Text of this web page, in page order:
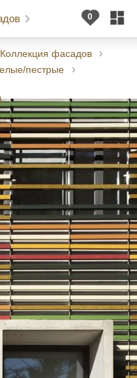
Коллекция фасадов
пестрые